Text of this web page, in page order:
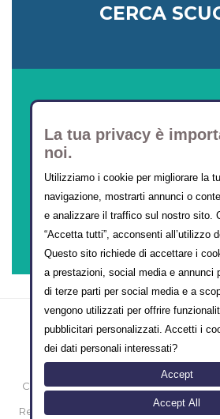
CERCA
CORSI
La tua privacy è
noi.
Utilizziamo i cookie per migliorare la
navigazione, mostrarti annunci o
e analizzare il traffico sul nostro sito.
“Accetta tutti”, acconsenti all’utilizzo
Questo sito richiede di accettare i
a prestazioni, social media e annunci
di terze parti per social media e a
vengono utilizzati per offrire
pubblicitari personalizzati. Accetti i
dei dati personali interessati?
Accept
Accept All
Copyright © 2000-2014 eMarketing
Sede legale: Vico II Alferio N° 3 -
Registro Imprese Isernia N° IS-39431 /